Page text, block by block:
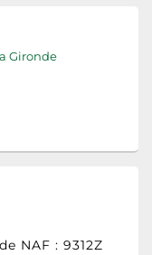
Gironde
NAF : 9312Z